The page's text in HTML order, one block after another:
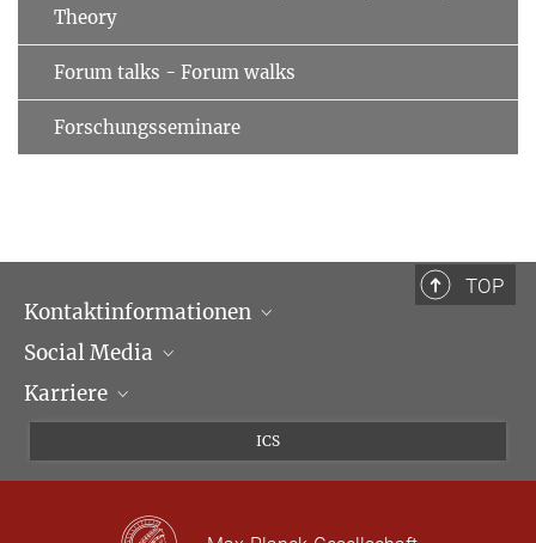
Theory
Forum talks - Forum walks
Forschungsseminare
TOP
Kontaktinformationen
Öffnungszeiten & Anfahrt
Ansprechpartner*innen
Social Media
LinkedIn
Karriere
ICS